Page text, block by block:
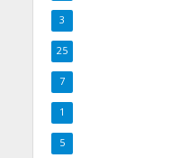
3
25
7
1
5